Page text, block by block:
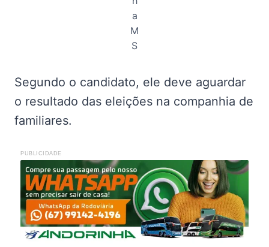
a
M
S
Segundo o candidato, ele deve aguardar
o resultado das eleições na companhia de
familiares.
PUBLICIDADE